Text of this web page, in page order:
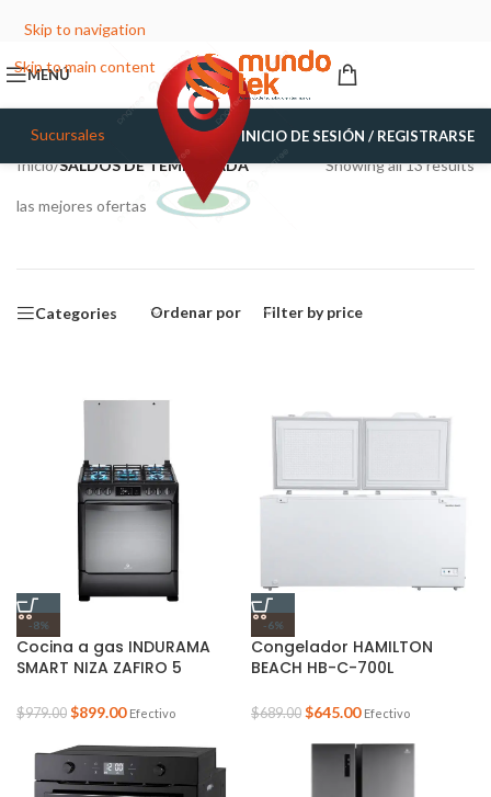
Skip to navigation
Skip to main content
MENÚ
Sucursales INICIO DE SESIÓN / REGISTRARSE
Inicio/SALDOS DE TEMPORADA Showing all 13 results
las mejores ofertas
Categories Ordenar por Filter by price
-8%
Cocina a gas INDURAMA
SMART NIZA ZAFIRO 5
Grill elétrico | Conectividad
Oferta de Verano
$979.00 $899.00 Efectivo
-6%
Congelador HAMILTON
BEACH HB-C-700L
blanco Oferta de Verano
$689.00 $645.00 Efectivo